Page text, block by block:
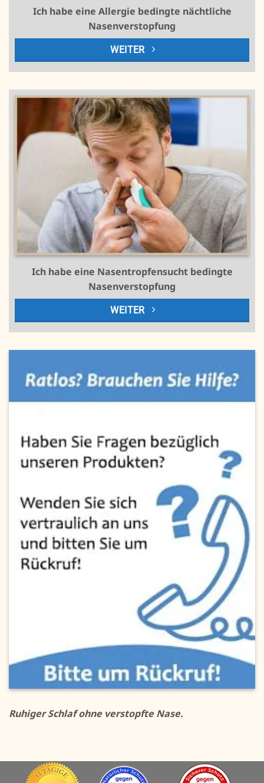
Ich habe eine Allergie bedingte nächtliche
Nasenverstopfung
WEITER
Ich habe eine Nasentropfensucht bedingte
Nasenverstopfung
WEITER
Ruhiger Schlaf ohne verstopfte Nase.